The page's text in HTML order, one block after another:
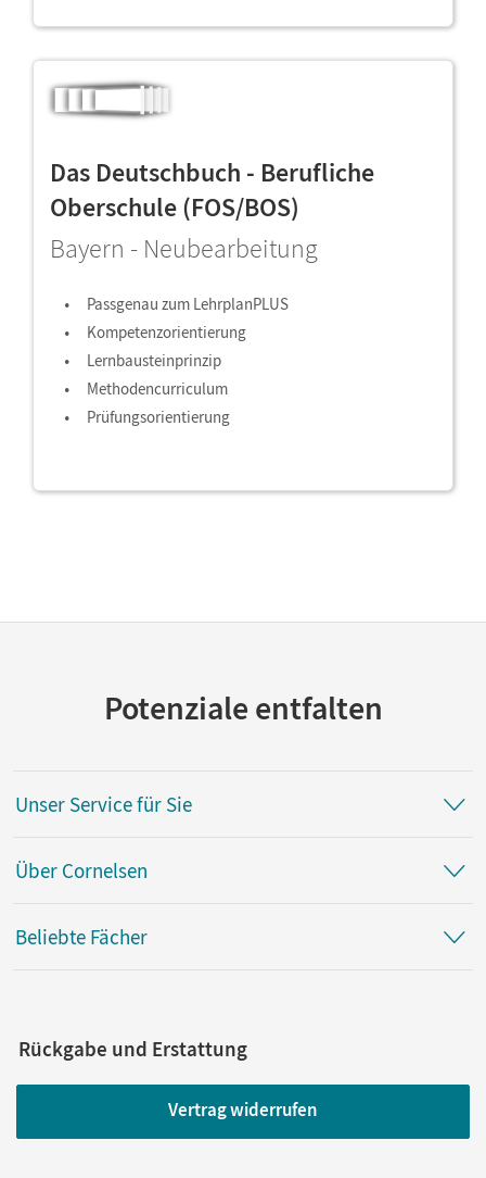
Das Deutschbuch - Berufliche
Oberschule (FOS/BOS)
Bayern - Neubearbeitung
Passgenau zum LehrplanPLUS
Kompetenzorientierung
Lernbausteinprinzip
Methodencurriculum
Prüfungsorientierung
Potenziale entfalten
Unser Service für Sie
Über Cornelsen
Beliebte Fächer
Rückgabe und Erstattung
Vertrag widerrufen